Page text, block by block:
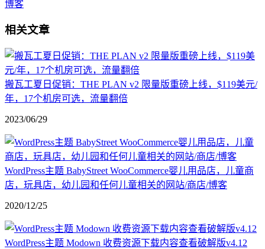
博客
相关文章
搬瓦工夏日促销：THE PLAN v2 限量版重磅上线，$119美元/
年，17个机房可选，流量翻倍
2023/06/29
WordPress主题 BabyStreet WooCommerce婴儿用品店，儿童商
店，玩具店，幼儿园和任何儿童相关的网站/商店/博客
2020/12/25
WordPress主题 Modown 收费资源下载内容查看破解版v4.12